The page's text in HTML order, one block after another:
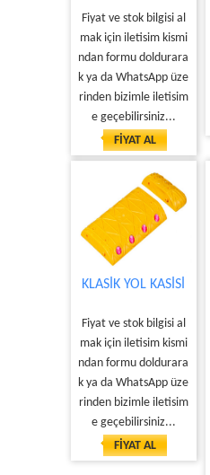
Fiyat ve stok bilgisi al
mak için iletisim kismi
ndan formu doldurara
k ya da WhatsApp üze
rinden bizimle iletisim
e geçebilirsiniz...
FİYAT AL
KLASİK YOL KASİSİ
Fiyat ve stok bilgisi al
mak için iletisim kismi
ndan formu doldurara
k ya da WhatsApp üze
rinden bizimle iletisim
e geçebilirsiniz...
FİYAT AL